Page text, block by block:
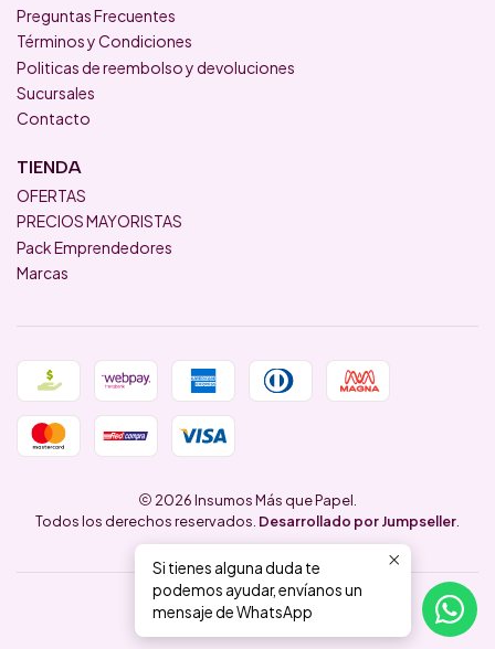
Preguntas Frecuentes
Términos y Condiciones
Politicas de reembolso y devoluciones
Sucursales
Contacto
TIENDA
OFERTAS
PRECIOS MAYORISTAS
Pack Emprendedores
Marcas
2026 Insumos Más que Papel.
Todos los derechos reservados. Desarrollado por Jumpseller
VOLVER ARRIBA
Si tienes alguna duda te
podemos ayudar, envíanos un
mensaje de WhatsApp